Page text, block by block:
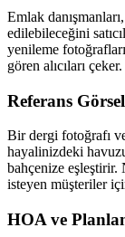
Emlak
edilebileceğini
yenileme
gören alıcıları çeker.
Referans
Bir dergi fotoğrafı
hayalinizdeki
bahçenize
isteyen müşteriler
HOA ve